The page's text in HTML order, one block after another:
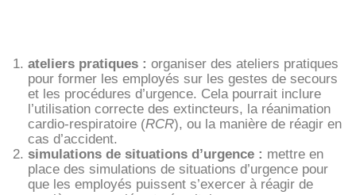
ateliers pratiques : organiser des ateliers pratiques
pour former les employés sur les gestes de secours
et les procédures d’urgence. Cela pourrait inclure
l’utilisation correcte des extincteurs, la réanimation
cardio-respiratoire (RCR), ou la manière de réagir en
cas d’accident.
simulations de situations d’urgence : mettre en
place des simulations de situations d’urgence pour
que les employés puissent s’exercer à réagir de